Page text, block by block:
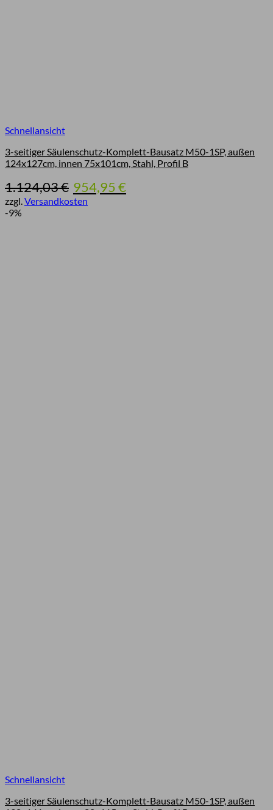
Schnellansicht
3-seitiger Säulenschutz-Komplett-Bausatz M50-1SP, außen
124x127cm, innen 75x101cm, Stahl, Profil B
1.124,03€ Ursprünglicher
Preis
war:
954,95€
Preis
zzgl.Versandkosten
-9%
Schnellansicht
3-seitiger Säulenschutz-Komplett-Bausatz M50-1SP, außen